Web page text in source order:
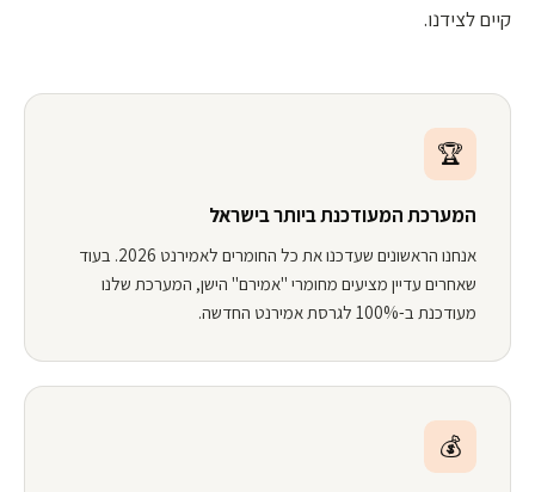
קיים לצידנו.
🏆
המערכת המעודכנת ביותר בישראל
אנחנו הראשונים שעדכנו את כל החומרים לאמירנט 2026. בעוד
שאחרים עדיין מציעים מחומרי "אמירם" הישן, המערכת שלנו
מעודכנת ב-100% לגרסת אמירנט החדשה.
💰